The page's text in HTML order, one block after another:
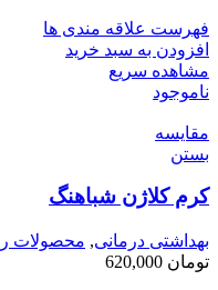
فهرست علاقه مندی ها
افزودن به سبد خرید
مشاهده سریع
ناموجود
مقایسه
بستن
کرم کلاژن شباهنگ
بهداشتی درمانی, محصولات
تومان